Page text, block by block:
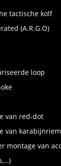
tactische kolf
(A.R.G.O)
loop
van red-dot
van karabijnriem
montage van